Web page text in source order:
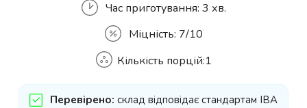
Час приготування: 3 хв.
Міцність: 7/10
Кількість порцій:1
Перевірено: склад відповідає стандартам IBA